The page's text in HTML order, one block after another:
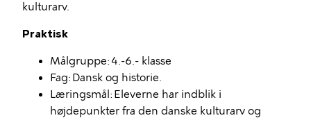
kulturarv.
Praktisk
Målgruppe: 4.-6.- klasse
Fag: Dansk og historie.
Læringsmål: Eleverne har indblik i
højdepunkter fra den danske kulturarv og